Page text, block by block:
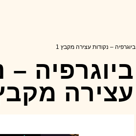
ביוגרפיה – נקודות עצירה מקבץ 1
ביוגרפיה –
עצירה מקבץ